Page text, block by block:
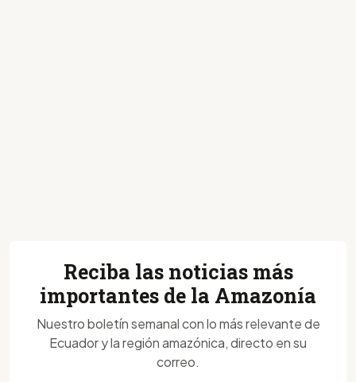
Reciba las noticias más
importantes de la Amazonía
Nuestro boletín semanal con lo más relevante de
Ecuador y la región amazónica, directo en su
correo.